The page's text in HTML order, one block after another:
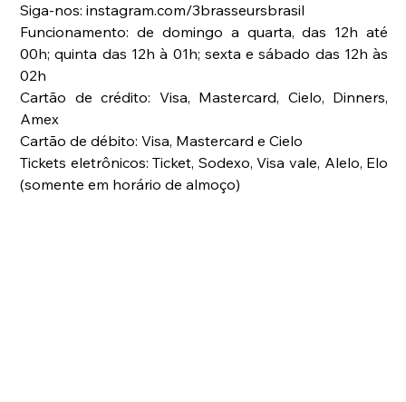
Siga-nos: instagram.com/3brasseursbrasil
Funcionamento: de domingo a quarta, das 12h até
00h; quinta das 12h à 01h; sexta e sábado das 12h às
02h
Cartão de crédito: Visa, Mastercard, Cielo, Dinners,
Amex
Cartão de débito: Visa, Mastercard e Cielo
Tickets eletrônicos: Ticket, Sodexo, Visa vale, Alelo, Elo
(somente em horário de almoço)